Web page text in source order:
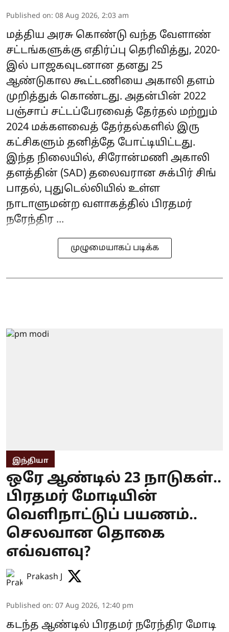
Published on: 08 Aug 2026, 2:03 am
மத்திய அரசு கொண்டு வந்த வேளாண்
சட்டங்களுக்கு எதிர்ப்பு தெரிவித்து, 2020-
இல் பாஜகவுடனான தனது 25
ஆண்டுகால கூட்டணியை அகாலி தளம்
முறித்துக் கொண்டது. அதன்பின் 2022
பஞ்சாப் சட்டப்பேரவைத் தேர்தல் மற்றும்
2024 மக்களவைத் தேர்தல்களில் இரு
கட்சிகளும் தனித்தே போட்டியிட்டது.
இந்த நிலையில், சிரோன்மணி அகாலி
தளத்தின் (SAD) தலைவரான சுக்பிர் சிங்
பாதல், புதுடெல்லியில் உள்ள
நாடாளுமன்ற வளாகத்தில் பிரதமர்
நரேந்திர ...
முழுமையாகப் படிக்க
இந்தியா
ஒரே ஆண்டில் 23 நாடுகள்..
பிரதமர் மோடியின்
வெளிநாட்டுப் பயணம்..
செலவான தொகை
எவ்வளவு?
Prakash J
Published on: 07 Aug 2026, 12:40 pm
கடந்த ஆண்டில் பிரதமர் நரேந்திர மோடி